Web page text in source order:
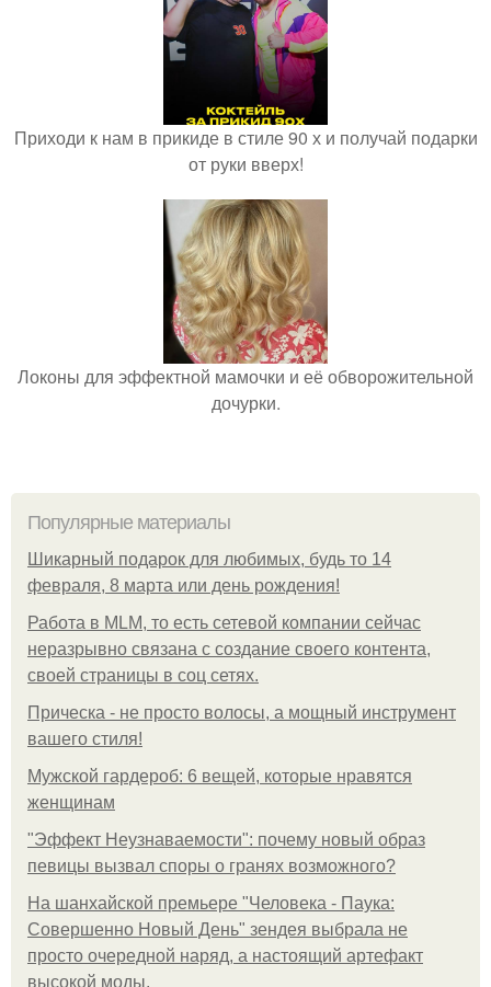
Приходи к нам в прикиде в стиле 90 х и получай подарки
от руки вверх!
Локоны для эффектной мамочки и её обворожительной
дочурки.
Популярные материалы
Шикарный подарок для любимых, будь то 14
февраля, 8 марта или день рождения!
Работа в MLM, то есть сетевой компании сейчас
неразрывно связана с создание своего контента,
своей страницы в соц сетях.
Прическа - не просто волосы, а мощный инструмент
вашего стиля!
Мужской гардероб: 6 вещей, которые нравятся
женщинам
"Эффект Неузнаваемости": почему новый образ
певицы вызвал споры о гранях возможного?
На шанхайской премьере "Человека - Паука:
Совершенно Новый День" зендея выбрала не
просто очередной наряд, а настоящий артефакт
высокой моды.